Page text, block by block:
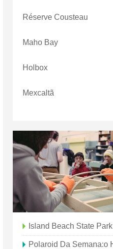
Réserve Cousteau
Maho Bay
Holbox
Mexcaltã
Island Beach State Park